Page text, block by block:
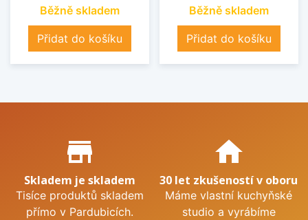
Běžně skladem
Přidat do košíku
Běžně skladem
Přidat do košíku
Proč nakupovat u nás?
store_mall_directory
Skladem je skladem
Tisíce produktů skladem
přímo v Pardubicích.
home
30 let zkušeností v oboru
Máme vlastní kuchyňské
studio a vyrábíme